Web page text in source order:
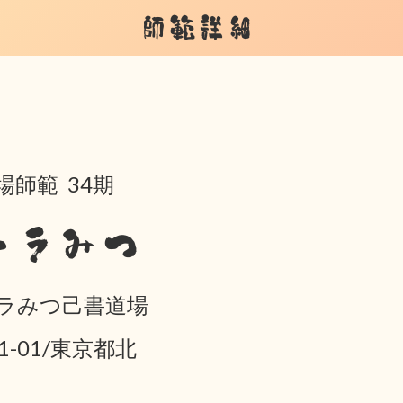
師範詳細
師範 34期
ラみつ
みつ己書道場
01/東京都北